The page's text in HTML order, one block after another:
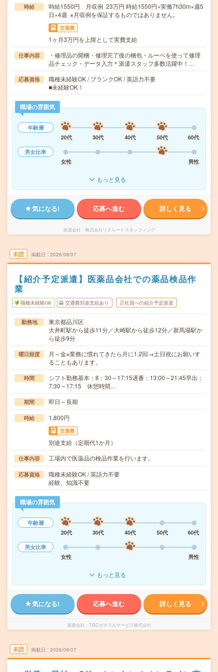
時給
時給1550円 月収例 23万円 時給1550円×実働7h30m×週5
日×4週 ※月収例を保証するものではありません。
交通費
1ヶ月3万円を上限として実費支給
仕事内容
・修理品の開梱・修理完了後の梱包・ルーペを使って修理
品チェック・データ入力＊派遣スタッフ多数活躍中！…
応募資格
職種未経験OK / ブランクOK / 英語力不要
■未経験OK！
職場の雰囲気
年齢層
20代
30代 40代 50代
60代
男女比率
女性
男性
もっと見る
気になる! 応募へ進む 詳しく見る
派遣会社 株式会社リクルートスタッフィング
未読 掲載日 2026/08/07
【紹介予定派遣】医薬品会社での薬品検品作
業
職種未経験OK 交通費別途支給あり 正社員への紹介予定派遣
勤務地
東京都品川区
大井町駅から徒歩11分／大崎駅から徒歩12分／新馬場駅か
ら徒歩9分
曜日頻度
月～金※業務に慣れてきたら月に1.2回→土日祝にお願いす
ることもあります。
時間
シフト勤務基本：8：30～17:15遅番：13:00～21:45早出：
7:30～17:15 休憩時間…
期間 即日～長期
時給 1,800円
交通費
別途支給（定期代1か月）
仕事内容 工場内で医薬品の検品作業を行います。
応募資格
職種未経験OK / 英語力不要
経験、知識不要
職場の雰囲気
年齢層
20代
30代 40代 50代
60代
男女比率
女性
男性
もっと見る
気になる! 応募へ進む 詳しく見る
派遣会社 TGCゼネラルサービス株式会社
未読 掲載日 2026/08/07